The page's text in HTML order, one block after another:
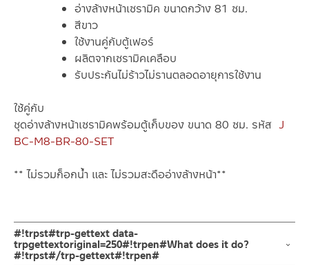
อ่างล้างหน้าเซรามิค ขนาดกว้าง 81 ซม.
สีขาว
ใช้งานคู่กับตู้เฟอร์
ผลิตจากเซรามิคเคลือบ
รับประกันไม่ร้าวไม่รานตลอดอายุการใช้งาน
ใช้คู่กับ
ชุดอ่างล้างหน้าเซรามิคพร้อมตู้เก็บของ ขนาด 80 ซม. รหัส J
BC-M8-BR-80-SET
** ไม่รวมก็อกน้ำ และ ไม่รวมสะดืออ่างล้างหน้า**
#!trpst#trp-gettext data-
trpgettextoriginal=250#!trpen#What does it do?
#!trpst#/trp-gettext#!trpen#